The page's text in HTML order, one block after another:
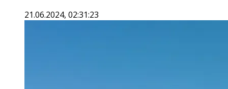
21.06.2024, 02:31:23